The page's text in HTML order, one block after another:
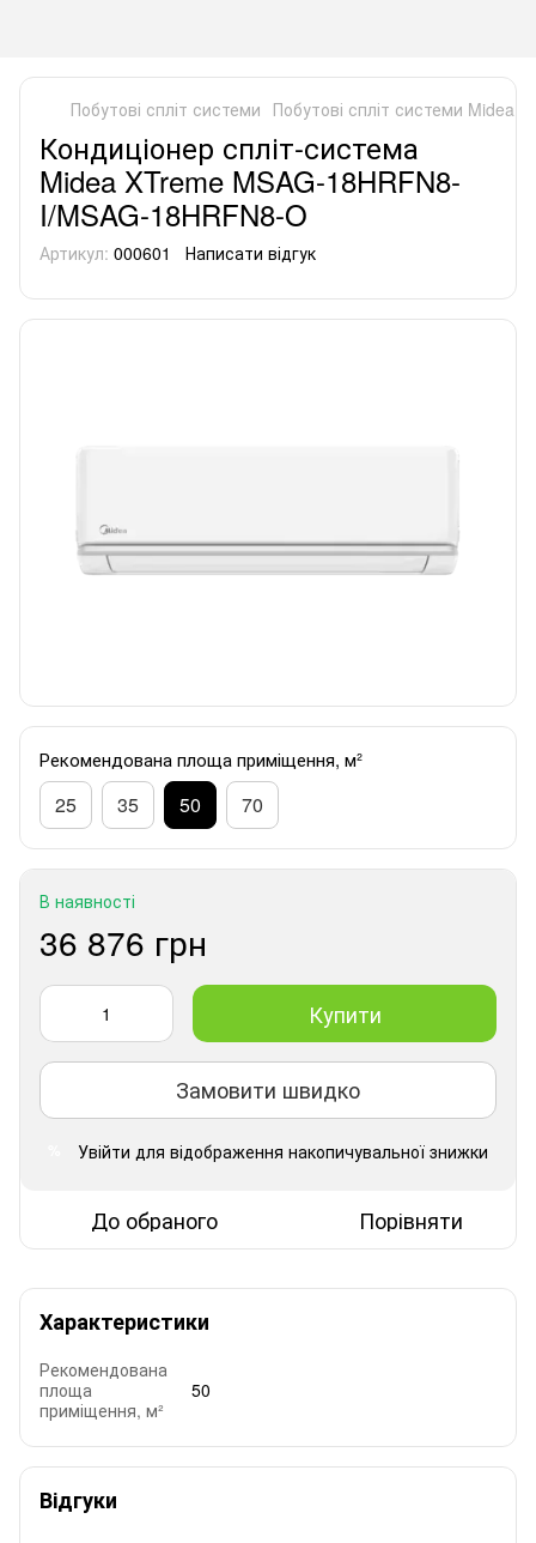
Побутові спліт системи Побутові спліт системи Midea
Кондиціонер спліт-система
Midea XTreme MSAG-18HRFN8-
I/MSAG-18HRFN8-O
Артикул: 000601 Написати відгук
Рекомендована площа приміщення, м²
25 35 50 70
В наявності
36 876 грн
Купити
Замовити швидко
Увійти для відображення накопичувальної знижки
До обраного Порівняти
Характеристики
Рекомендована
площа
приміщення, м²
50
Відгуки